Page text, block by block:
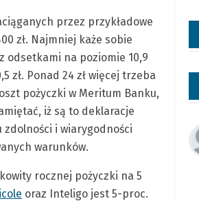
przez przykładowe
zł. Najmniej każe sobie
odsetkami na poziomie 10,9
zł. Ponad 24 zł więcej trzeba
pożyczki w Meritum Banku,
iż są to deklaracje
i wiarygodności
warunków.
rocznej pożyczki na 5
oraz Inteligo jest 5-proc.